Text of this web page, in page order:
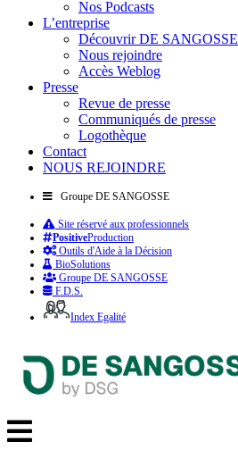
Nos Podcasts
L’entreprise
Découvrir DE SANGOSSE
Nous rejoindre
Accès Weblog
Presse
Revue de presse
Communiqués de presse
Logothèque
Contact
NOUS REJOINDRE
Groupe DE SANGOSSE
Site réservé aux professionnels
PositiveProduction
Outils d'Aide à la Décision
BioSolutions
Groupe DE SANGOSSE
F.D.S.
Index Egalité